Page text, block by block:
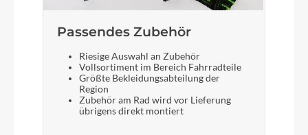
Passendes Zubehör
Riesige Auswahl an Zubehör
Vollsortiment im Bereich Fahrradteile
Größte Bekleidungsabteilung der
Region
Zubehör am Rad wird vor Lieferung
übrigens direkt montiert